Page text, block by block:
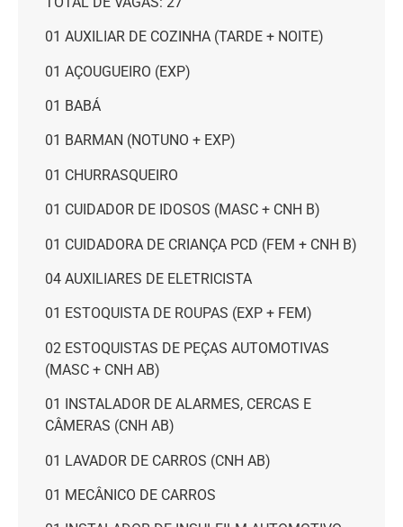
01 AUXILIAR DE COZINHA (TARDE + NOITE)
01 AÇOUGUEIRO (EXP)
01 BABÁ
01 BARMAN (NOTUNO + EXP)
01 CHURRASQUEIRO
01 CUIDADOR DE IDOSOS (MASC + CNH B)
01 CUIDADORA DE CRIANÇA PCD (FEM + CNH B)
04 AUXILIARES DE ELETRICISTA
01 ESTOQUISTA DE ROUPAS (EXP + FEM)
02 ESTOQUISTAS DE PEÇAS AUTOMOTIVAS
(MASC + CNH AB)
01 INSTALADOR DE ALARMES, CERCAS E
CÂMERAS (CNH AB)
01 LAVADOR DE CARROS (CNH AB)
01 MECÂNICO DE CARROS